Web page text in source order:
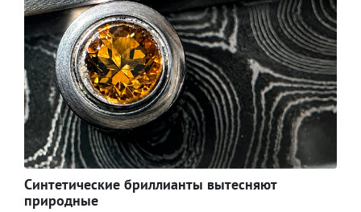
Синтетические бриллианты вытесняют
природные